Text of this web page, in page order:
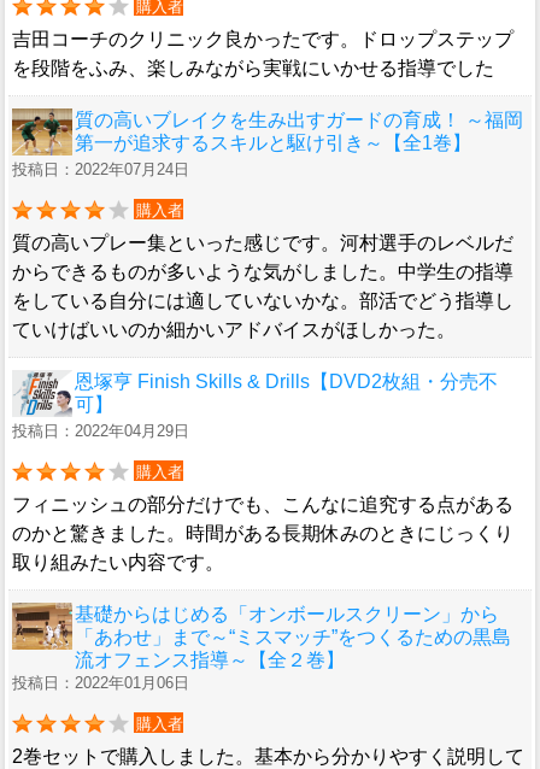
購入者
吉田コーチのクリニック良かったです。ドロップステップ
を段階をふみ、楽しみながら実戦にいかせる指導でした
質の高いブレイクを生み出すガードの育成！ ～福岡
第一が追求するスキルと駆け引き～【全1巻】
投稿日：2022年07月24日
購入者
質の高いプレー集といった感じです。河村選手のレベルだ
からできるものが多いような気がしました。中学生の指導
をしている自分には適していないかな。部活でどう指導し
ていけばいいのか細かいアドバイスがほしかった。
恩塚亨 Finish Skills & Drills【DVD2枚組・分売不
可】
投稿日：2022年04月29日
購入者
フィニッシュの部分だけでも、こんなに追究する点がある
のかと驚きました。時間がある長期休みのときにじっくり
取り組みたい内容です。
基礎からはじめる「オンボールスクリーン」から
「あわせ」まで～“ミスマッチ”をつくるための黒島
流オフェンス指導～【全２巻】
投稿日：2022年01月06日
購入者
2巻セットで購入しました。基本から分かりやすく説明して